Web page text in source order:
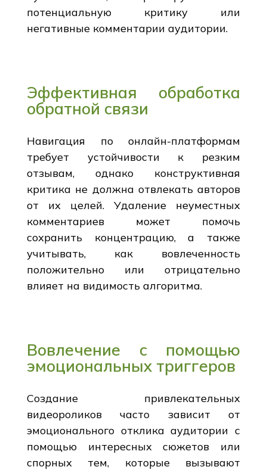
потенциальную критику или
негативные комментарии аудитории.
Эффективная обработка
обратной связи
Навигация по онлайн-платформам
требует устойчивости к резким
отзывам, однако конструктивная
критика не должна отвлекать авторов
от их целей. Удаление неуместных
комментариев может помочь
сохранить концентрацию, а также
учитывать, как вовлеченность
положительно или отрицательно
влияет на видимость алгоритма.
Вовлечение с помощью
эмоциональных триггеров
Создание привлекательных
видеороликов часто зависит от
эмоционального отклика аудитории с
помощью интересных сюжетов или
спорных тем, которые вызывают